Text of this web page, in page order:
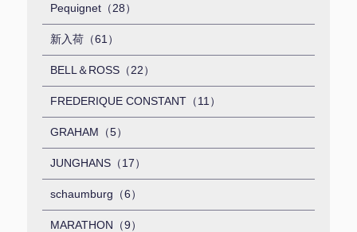
Pequignet（28）
新入荷（61）
BELL＆ROSS（22）
FREDERIQUE CONSTANT（11）
GRAHAM（5）
JUNGHANS（17）
schaumburg（6）
MARATHON（9）